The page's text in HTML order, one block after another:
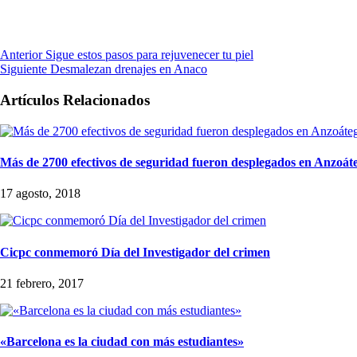
Anterior Sigue estos pasos para rejuvenecer tu piel
Siguiente Desmalezan drenajes en Anaco
Artículos Relacionados
Más de 2700 efectivos de seguridad fueron desplegados en
17 agosto, 2018
Cicpc conmemoró Día del Investigador del crimen
21 febrero, 2017
«Barcelona es la ciudad con más estudiantes»